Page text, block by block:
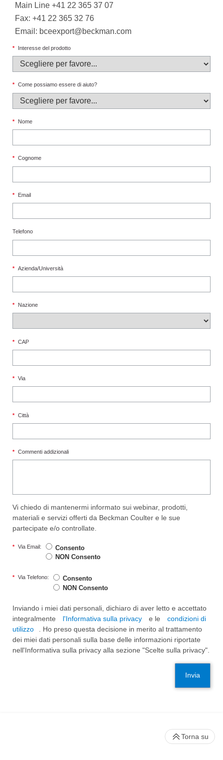
Main Line +41 22 365 37 07
Fax: +41 22 365 32 76
Email: bceexport@beckman.com
* Interesse del prodotto
* Come possiamo essere di aiuto?
* Nome
* Cognome
* Email
Telefono
* Azienda/Università
* Nazione
* CAP
* Via
* Città
* Commenti addizionali
Vi chiedo di mantenermi informato sui webinar, prodotti,
materiali e servizi offerti da Beckman Coulter e le sue
partecipate e/o controllate.
* Via Email:
Consento
NON Consento
* Via Telefono:
Consento
NON Consento
Inviando i miei dati personali, dichiaro di aver letto e accettato
integralmente
l'Informativa sulla privacy e le
condizioni di
utilizzo
. Ho preso questa decisione in merito al trattamento
dei miei dati personali sulla base delle informazioni riportate
nell'Informativa sulla privacy alla sezione "Scelte sulla privacy".
Invia
Torna su